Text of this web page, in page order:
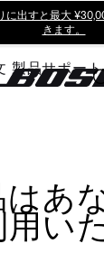
に出すと最大
きます。
製品サポート
はあ
い